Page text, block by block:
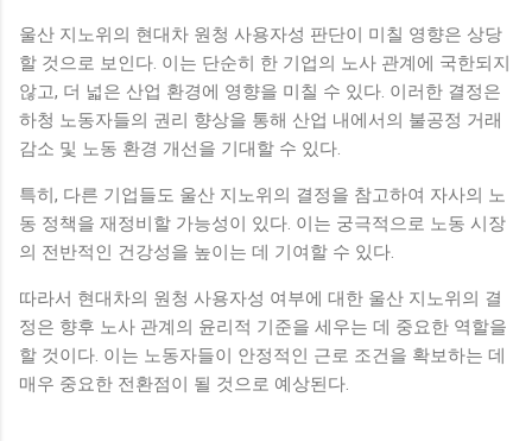
울산 지노위의 현대차 원청 사용자성 판단이 미칠 영향은 상당
할 것으로 보인다. 이는 단순히 한 기업의 노사 관계에 국한되지
않고, 더 넓은 산업 환경에 영향을 미칠 수 있다. 이러한 결정은
하청 노동자들의 권리 향상을 통해 산업 내에서의 불공정 거래
감소 및 노동 환경 개선을 기대할 수 있다.
특히, 다른 기업들도 울산 지노위의 결정을 참고하여 자사의 노
동 정책을 재정비할 가능성이 있다. 이는 궁극적으로 노동 시장
의 전반적인 건강성을 높이는 데 기여할 수 있다.
따라서 현대차의 원청 사용자성 여부에 대한 울산 지노위의 결
정은 향후 노사 관계의 윤리적 기준을 세우는 데 중요한 역할을
할 것이다. 이는 노동자들이 안정적인 근로 조건을 확보하는 데
매우 중요한 전환점이 될 것으로 예상된다.